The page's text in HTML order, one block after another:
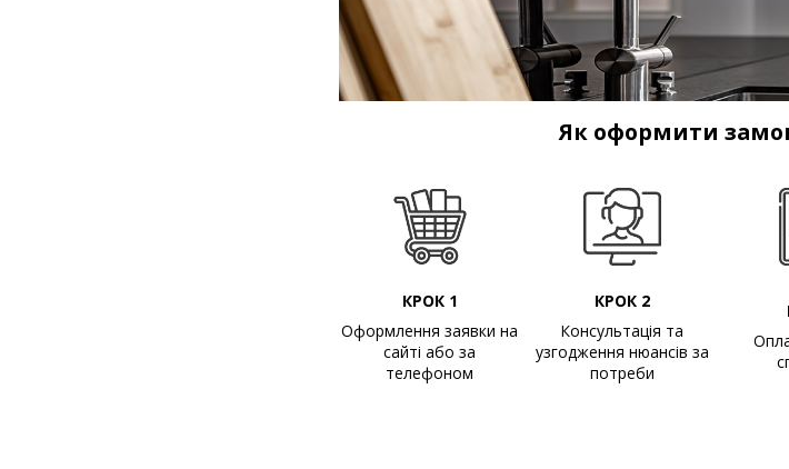
Як оформити
КРОК 1
Оформлення заявки на
сайті або за
телефоном
КРОК 2
Консультація та
узгодження нюансів за
потреби